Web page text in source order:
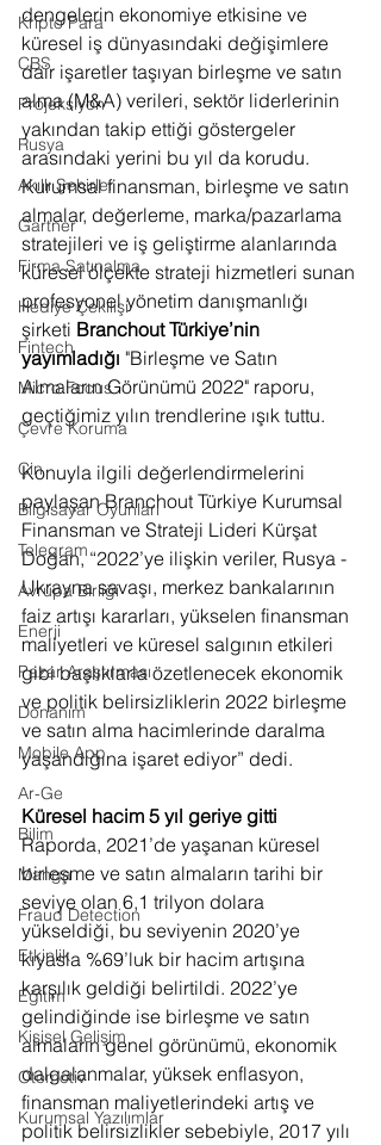
Kripto Para
CBS
Projeksiyon
Rusya
Akıllı Şehirler
Gartner
Firma Satınalma
Hediye Çekilişi
Fintech
Micro Focus
Çevre Koruma
Çin
Bilgisayar Oyunları
Telegram
Avrupa Birliği
Enerji
Pazar Araştırması
Donanım
Mobile App
Ar-Ge
Bilim
Manga
Fraud Detection
Etkinlik
Eğitim
Kişisel Gelişim
Otomotiv
Kurumsal Yazılımlar
dengelerin ekonomiye etkisine ve
küresel iş dünyasındaki değişimlere
dair işaretler taşıyan birleşme ve satın
alma (M&A) verileri, sektör liderlerinin
yakından takip ettiği göstergeler
arasındaki yerini bu yıl da korudu.
Kurumsal finansman, birleşme ve satın
almalar, değerleme, marka/pazarlama
stratejileri ve iş geliştirme alanlarında
küresel ölçekte strateji hizmetleri sunan
profesyonel yönetim danışmanlığı
şirketi Branchout Türkiye’nin
yayımladığı "Birleşme ve Satın
Almaların Görünümü 2022" raporu,
geçtiğimiz yılın trendlerine ışık tuttu.
Konuyla ilgili değerlendirmelerini
paylaşan Branchout Türkiye Kurumsal
Finansman ve Strateji Lideri Kürşat
Doğan, “2022’ye ilişkin veriler, Rusya -
Ukrayna savaşı, merkez bankalarının
faiz artışı kararları, yükselen finansman
maliyetleri ve küresel salgının etkileri
gibi başlıklarla özetlenecek ekonomik
ve politik belirsizliklerin 2022 birleşme
ve satın alma hacimlerinde daralma
yaşandığına işaret ediyor” dedi.
Küresel hacim 5 yıl geriye gitti
Raporda, 2021’de yaşanan küresel
birleşme ve satın almaların tarihi bir
seviye olan 6,1 trilyon dolara
yükseldiği, bu seviyenin 2020’ye
kıyasla %69’luk bir hacim artışına
karşılık geldiği belirtildi. 2022’ye
gelindiğinde ise birleşme ve satın
almaların genel görünümü, ekonomik
dalgalanmalar, yüksek enflasyon,
finansman maliyetlerindeki artış ve
politik belirsizlikler sebebiyle, 2017 yılı